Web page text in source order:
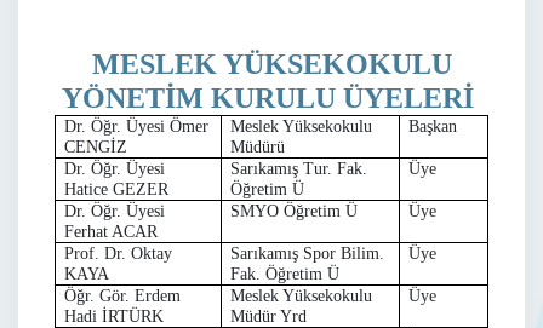
MESLEK YÜKSEKOKULU
YÖNETİM KURULU ÜYELERİ
Dr. Öğr. Üyesi Ömer
CENGİZ
Meslek Yüksekokulu
Müdürü
Başkan
Dr. Öğr. Üyesi
Hatice GEZER
Sarıkamış Tur. Fak.
Öğretim Ü
Üye
Dr. Öğr. Üyesi
Ferhat ACAR
SMYO Öğretim Ü Üye
Prof. Dr. Oktay
KAYA
Sarıkamış Spor Bilim.
Fak. Öğretim Ü
Üye
Öğr. Gör. Erdem
Hadi İRTÜRK
Meslek Yüksekokulu
Müdür Yrd
Üye